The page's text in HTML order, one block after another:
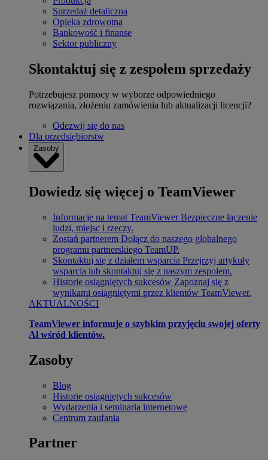
Sprzedaż detaliczna
Opieka zdrowotna
Bankowość i finanse
Sektor publiczny
Skontaktuj się z zespołem sprzedaży
Potrzebujesz pomocy w wyborze odpowiedniego
rozwiązania, złożeniu zamówienia lub aktualizacji licencji?
Odezwij się do nas
Dla przedsiębiorstw
Zasoby
Dowiedz się więcej o TeamViewer
Informacje na temat TeamViewer Bezpieczne łączenie
ludzi, miejsc i rzeczy.
Zostań partnerem Dołącz do naszego globalnego
programu partnerskiego TeamUP.
Skontaktuj się z działem wsparcia Przejrzyj artykuły
wsparcia lub skontaktuj się z naszym zespołem.
Historie osiągniętych sukcesów Zapoznaj się z
wynikami osiągniętymi przez klientów TeamViewer.
AKTUALNOŚCI
TeamViewer informuje o szybkim przyjęciu swojej oferty
Al wśród klientów.
Zasoby
Blog
Historie osiągniętych sukcesów
Wydarzenia i seminaria internetowe
Centrum zaufania
Partner